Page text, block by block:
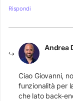
Rispondi
Andrea
Ciao Giovanni,
funzionalità per
che lato back-